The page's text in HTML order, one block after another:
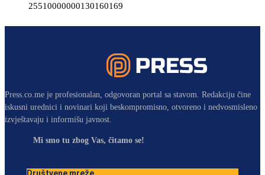
25510000000130160169
Press.co.me je profesionalan, odgovoran portal sa stavom. Redakciju čine
iskusni urednici i novinari koji beskompromisno, otvoreno i nedvosmisleno
izvještavaju i informišu javnost.
Mi smo tu zbog Vas, čitamo se!
Društvene mreže